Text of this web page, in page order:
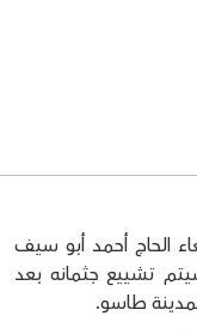
الحاج أحمد أبو سيف
78 عاماً، حيث سيتم تشييع جثمانه بعد
طاسو.